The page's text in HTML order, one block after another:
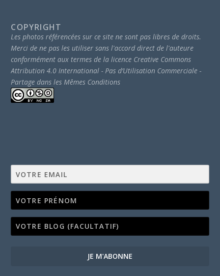
COPYRIGHT
Les photos référencées sur ce site ne sont pas libres de droits.
Merci de ne pas les utiliser sans l'accord direct de l'auteure
conformément aux termes de la licence Creative Commons
Attribution 4.0 International - Pas d’Utilisation Commerciale -
Partage dans les Mêmes Conditions
JE M'ABONNE